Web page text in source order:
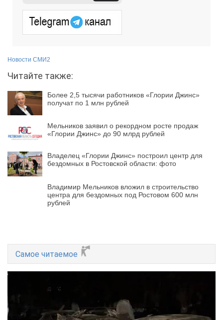
Новости СМИ2
Читайте также:
Более 2,5 тысячи работников «Глории Джинс»
получат по 1 млн рублей
Мельников заявил о рекордном росте продаж
«Глории Джинс» до 90 млрд рублей
Владелец «Глории Джинс» построил центр для
бездомных в Ростовской области: фото
Владимир Мельников вложил в строительство
центра для бездомных под Ростовом 600 млн
рублей
Самое читаемое